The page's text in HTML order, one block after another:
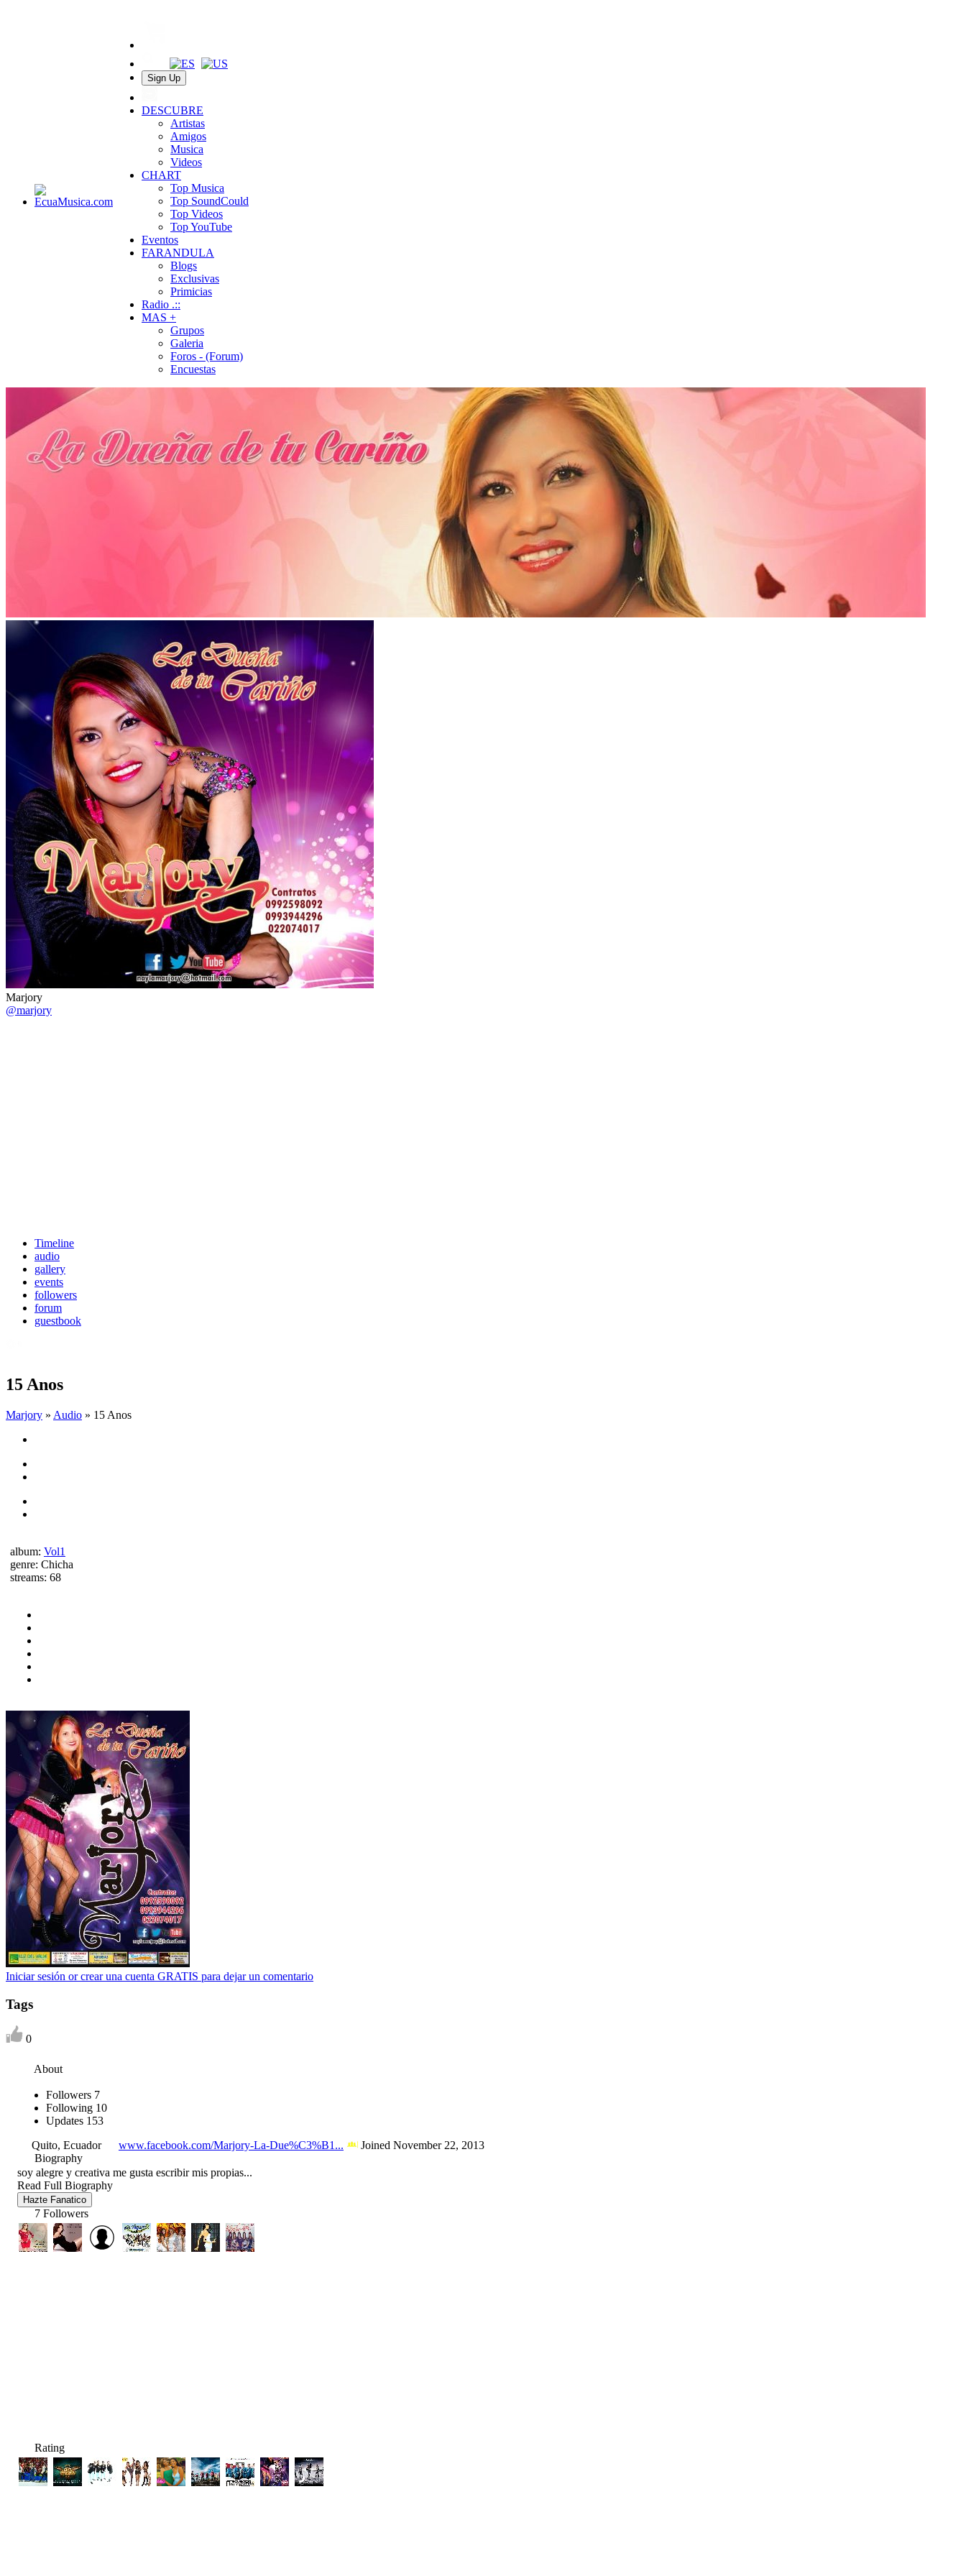
Sign Up
DESCUBRE
Artistas
Amigos
Musica
Videos
CHART
Top Musica
Top SoundCould
Top Videos
Top YouTube
Eventos
FARANDULA
Blogs
Exclusivas
Primicias
Radio .::
MAS +
Grupos
Galeria
Foros - (Forum)
Encuestas
Marjory
@marjory
Timeline
audio
gallery
events
followers
forum
guestbook
15 Anos
Marjory » Audio » 15 Anos
album: Vol1
genre: Chicha
streams: 68
Iniciar sesión or crear una cuenta GRATIS para dejar un comentario
Tags
0
About
Followers 7
Following 10
Updates 153
Quito, Ecuador
www.facebook.com/Marjory-La-Due%C3%B1...
Joined November 22, 2013
Biography
soy alegre y creativa me gusta escribir mis propias...
Read Full Biography
Hazte Fanatico
7 Followers
Rating